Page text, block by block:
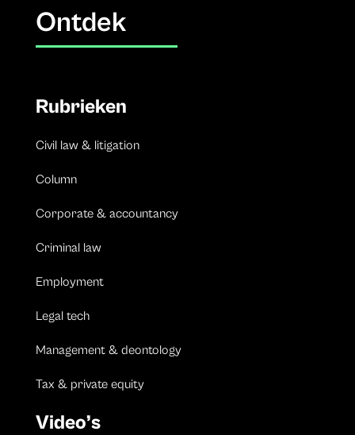
Ontdek
Rubrieken
Civil law & litigation
Column
Corporate & accountancy
Criminal law
Employment
Legal tech
Management & deontology
Tax & private equity
Video’s